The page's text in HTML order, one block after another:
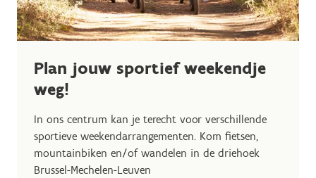
Plan jouw sportief weekendje
weg!
In ons centrum kan je terecht voor verschillende
sportieve weekendarrangementen. Kom fietsen,
mountainbiken en/of wandelen in de driehoek
Brussel-Mechelen-Leuven